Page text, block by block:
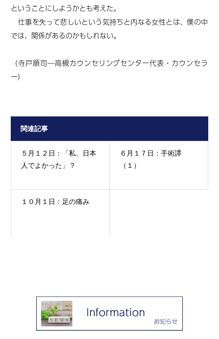
ということにしようかとも考えた。
仕事を失って悲しいという気持ちと内なる女性とは、僕の中
では、関係があるのかもしれない。
（寺戸順司―高槻カウンセリングセンター代表・カウンセラ
ー）
関連記事
５月１２日：「私、日本
人でよかった」？
６月１７日：手術譚
（１）
１０月１日：足の痛み